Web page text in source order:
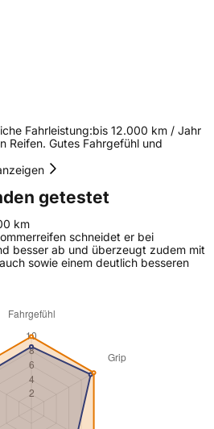
Fahrleistung:bis 12.000 km / Jahr
Reifen. Gutes Fahrgefühl und
getestet
km
schneidet er bei
besser ab und überzeugt zudem mit
sowie einem deutlich besseren